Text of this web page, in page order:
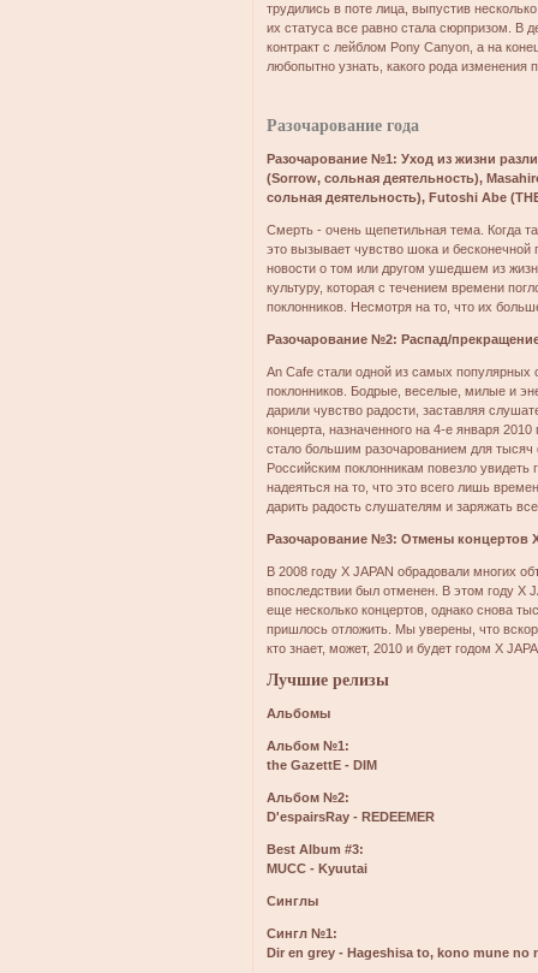
трудились в поте лица, выпустив
их статуса все равно стала сюрпризом. В
контракт с лейблом Pony Canyon, а на
любопытно узнать, какого рода изменения
Разочарование года
Разочарование №1: Уход из жизни
(Sorrow, сольная деятельность),
сольная деятельность), Futoshi Abe
Смерть - очень щепетильная тема. Когда
это вызывает чувство шока и бесконечной
новости о том или другом ушедшем из
культуру, которая с течением времени
поклонников. Несмотря на то, что их
Разочарование №2: Распад/
An Cafe стали одной из самых популярных
поклонников. Бодрые, веселые, милые и
дарили чувство радости, заставляя
концерта, назначенного на 4-е января
стало большим разочарованием для тысяч
Российским поклонникам повезло
надеяться на то, что это всего лишь
дарить радость слушателям и заряжать
Разочарование №3: Отмены концертов
В 2008 году X JAPAN обрадовали многих
впоследствии был отменен. В этом году X
еще несколько концертов, однако снова
пришлось отложить. Мы уверены, что
кто знает, может, 2010 и будет годом X
Лучшие релизы
Альбомы
Альбом №1:
the GazettE - DIM
Альбом №2:
D'espairsRay - REDEEMER
Best Album #3:
MUCC - Kyuutai
Синглы
Сингл №1:
Dir en grey - Hageshisa to, kono mune